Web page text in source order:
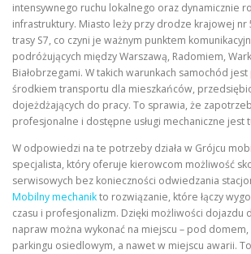
intensywnego ruchu lokalnego oraz dynamicznie
infrastruktury. Miasto leży przy drodze krajowej nr
trasy S7, co czyni je ważnym punktem
podróżujących między Warszawą, Radomiem,
Białobrzegami. W takich warunkach samochód
środkiem transportu dla mieszkańców,
dojeżdżających do pracy. To sprawia, że
profesjonalne i dostępne usługi mechaniczne jest
W odpowiedzi na te potrzeby działa w Grójcu
specjalista, który oferuje kierowcom możliwość
serwisowych bez konieczności odwiedzania
Mobilny mechanikto rozwiązanie, które łączy
czasu i profesjonalizm. Dzięki możliwości dojazdu
napraw można wykonać na miejscu – pod
parkingu osiedlowym, a nawet w miejscu awarii.